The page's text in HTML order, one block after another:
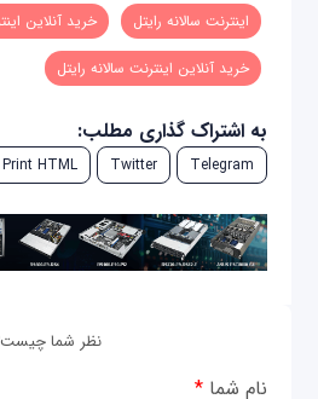
اینترنت سالانه رایتل خرید آنلاین اینترنت 6
خرید آنلاین اینترنت سالانه رایتل
به اشتراک گذاری مطلب:
Telegram
Twitter
Print HTML
نظر شما
نام شما*